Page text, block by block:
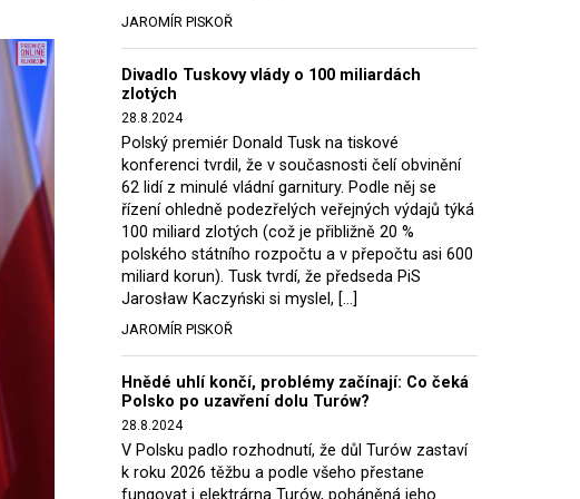
JAROMÍR PISKOŘ
Divadlo Tuskovy vlády o 100 miliardách
zlotých
28.8.2024
Polský premiér Donald Tusk na tiskové
konferenci tvrdil, že v současnosti čelí obvinění
62 lidí z minulé vládní garnitury. Podle něj se
řízení ohledně podezřelých veřejných výdajů týká
100 miliard zlotých (což je přibližně 20 %
polského státního rozpočtu a v přepočtu asi 600
miliard korun). Tusk tvrdí, že předseda PiS
Jarosław Kaczyński si myslel, […]
JAROMÍR PISKOŘ
Hnědé uhlí končí, problémy začínají: Co čeká
Polsko po uzavření dolu Turów?
28.8.2024
V Polsku padlo rozhodnutí, že důl Turów zastaví
k roku 2026 těžbu a podle všeho přestane
fungovat i elektrárna Turów, poháněná jeho